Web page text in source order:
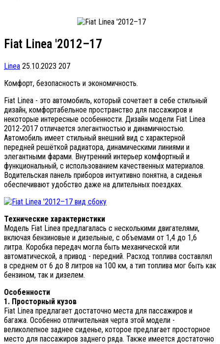
Fiat Linea '2012–17
Linea 25.10.2023 207
Комфорт, безопасность и экономичность.
Fiat Linea - это автомобиль, который сочетает в себе стильный
дизайн, комфортабельное пространство для пассажиров и
некоторые интересные особенности. Дизайн модели Fiat Linea
2012-2017 отличается элегантностью и динамичностью.
Автомобиль имеет стильный внешний вид с характерной
передней решёткой радиатора, динамическими линиями и
элегантными фарами. Внутренний интерьер комфортный и
функциональный, с использованием качественных материалов.
Водительская панель приборов интуитивно понятна, а сиденья
обеспечивают удобство даже на длительных поездках.
Технические характеристики
Модель Fiat Linea предлагалась с несколькими двигателями,
включая бензиновые и дизельные, с объемами от 1,4 до 1,6
литра. Коробка передач могла быть механической или
автоматической, а привод - передний. Расход топлива составлял
в среднем от 6 до 8 литров на 100 км, а тип топлива мог быть как
бензином, так и дизелем.
Особенности
1. Просторный кузов
Fiat Linea предлагает достаточно места для пассажиров и
багажа. Особенно отличительная черта этой модели -
великолепное заднее сиденье, которое предлагает просторное
место для пассажиров заднего ряда. Также имеется достаточно